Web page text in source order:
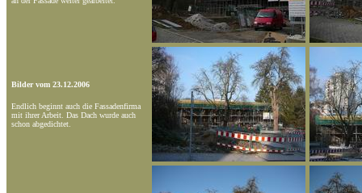
Bilder vom 23.12.2006
Endlich beginnt auch die Fassadenfirma
mit ihrer Arbeit. Das Dach wurde auch
schon abgedichtet.